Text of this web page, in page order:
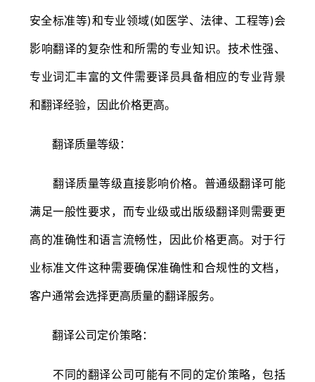
安全标准等)和专业领域(如医学、法律、工程等)会
影响翻译的复杂性和所需的专业知识。技术性强、
专业词汇丰富的文件需要译员具备相应的专业背景
和翻译经验，因此价格更高。
翻译质量等级：
翻译质量等级直接影响价格。普通级翻译可能
满足一般性要求，而专业级或出版级翻译则需要更
高的准确性和语言流畅性，因此价格更高。对于行
业标准文件这种需要确保准确性和合规性的文档，
客户通常会选择更高质量的翻译服务。
翻译公司定价策略：
不同的翻译公司可能有不同的定价策略，包括